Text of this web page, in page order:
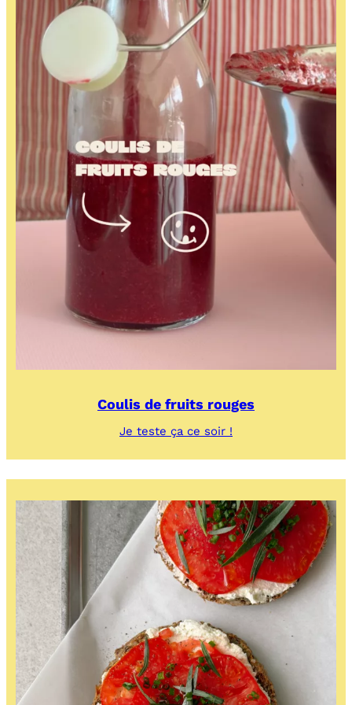
Coulis de fruits rouges
Je teste ça ce soir !
de